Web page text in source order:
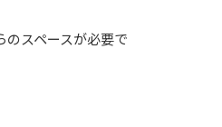
スペースが必要で